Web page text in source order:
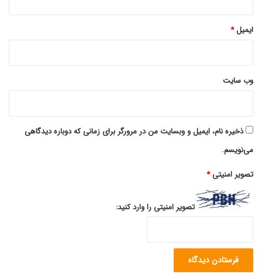
ایمیل*
وب‌ سایت
ذخیره نام، ایمیل و وبسایت من در مرورگر برای زمانی که دوباره دیدگاهی
می‌نویسم.
تصویر امنیتی*
تصویر امنیتی را وارد کنید: